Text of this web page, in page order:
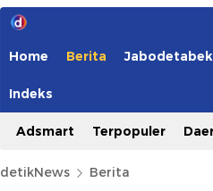
Home Berita Jabodetabek
Indeks
Adsmart Terpopuler
detikNews Berita